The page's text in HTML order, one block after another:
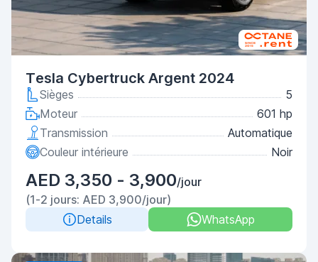
Tesla Cybertruck Argent 2024
Sièges
5
Moteur
601 hp
Transmission
Automatique
Couleur intérieure
Noir
AED 3,350 - 3,900/jour
(1-2 jours: AED 3,900/jour)
Details
WhatsApp